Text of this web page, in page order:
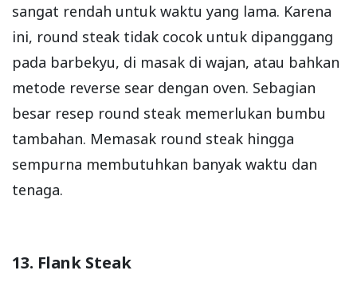
sangat rendah untuk waktu yang lama. Karena
ini, round steak tidak cocok untuk dipanggang
pada barbekyu, di masak di wajan, atau bahkan
metode reverse sear dengan oven. Sebagian
besar resep round steak memerlukan bumbu
tambahan. Memasak round steak hingga
sempurna membutuhkan banyak waktu dan
tenaga.
13. Flank Steak